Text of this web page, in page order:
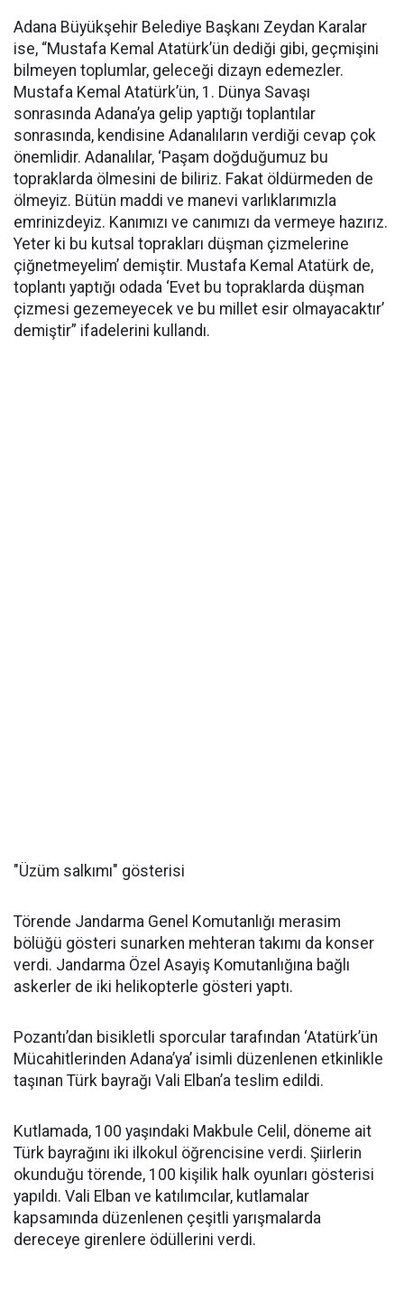
Adana Büyükşehir Belediye Başkanı Zeydan Karalar
ise, “Mustafa Kemal Atatürk’ün dediği gibi, geçmişini
bilmeyen toplumlar, geleceği dizayn edemezler.
Mustafa Kemal Atatürk’ün, 1. Dünya Savaşı
sonrasında Adana’ya gelip yaptığı toplantılar
sonrasında, kendisine Adanalıların verdiği cevap çok
önemlidir. Adanalılar, ‘Paşam doğduğumuz bu
topraklarda ölmesini de biliriz. Fakat öldürmeden de
ölmeyiz. Bütün maddi ve manevi varlıklarımızla
emrinizdeyiz. Kanımızı ve canımızı da vermeye hazırız.
Yeter ki bu kutsal toprakları düşman çizmelerine
çiğnetmeyelim’ demiştir. Mustafa Kemal Atatürk de,
toplantı yaptığı odada ‘Evet bu topraklarda düşman
çizmesi gezemeyecek ve bu millet esir olmayacaktır’
demiştir” ifadelerini kullandı.
"Üzüm salkımı" gösterisi
Törende Jandarma Genel Komutanlığı merasim
bölüğü gösteri sunarken mehteran takımı da konser
verdi. Jandarma Özel Asayiş Komutanlığına bağlı
askerler de iki helikopterle gösteri yaptı.
Pozantı’dan bisikletli sporcular tarafından ‘Atatürk’ün
Mücahitlerinden Adana’ya’ isimli düzenlenen etkinlikle
taşınan Türk bayrağı Vali Elban’a teslim edildi.
Kutlamada, 100 yaşındaki Makbule Celil, döneme ait
Türk bayrağını iki ilkokul öğrencisine verdi. Şiirlerin
okunduğu törende, 100 kişilik halk oyunları gösterisi
yapıldı. Vali Elban ve katılımcılar, kutlamalar
kapsamında düzenlenen çeşitli yarışmalarda
dereceye girenlere ödüllerini verdi.